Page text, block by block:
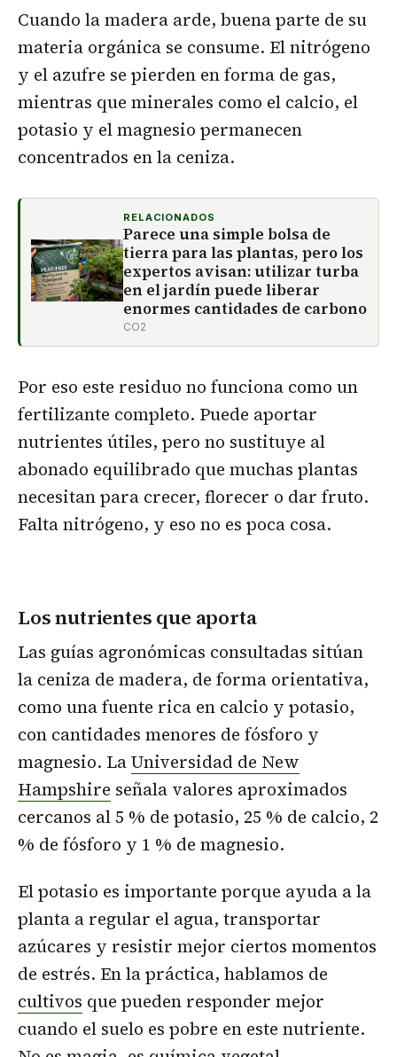
Cuando la madera arde, buena parte de su
materia orgánica se consume. El nitrógeno
y el azufre se pierden en forma de gas,
mientras que minerales como el calcio, el
potasio y el magnesio permanecen
concentrados en la ceniza.
RELACIONADOS
Parece una simple bolsa de
tierra para las plantas, pero los
expertos avisan: utilizar turba
en el jardín puede liberar
enormes cantidades de carbono
CO2
Por eso este residuo no funciona como un
fertilizante completo. Puede aportar
nutrientes útiles, pero no sustituye al
abonado equilibrado que muchas plantas
necesitan para crecer, florecer o dar fruto.
Falta nitrógeno, y eso no es poca cosa.
Los nutrientes que aporta
Las guías agronómicas consultadas sitúan
la ceniza de madera, de forma orientativa,
como una fuente rica en calcio y potasio,
con cantidades menores de fósforo y
magnesio. LaUniversidad de New
Hampshire señala valores aproximados
cercanos al 5 % de potasio, 25 % de calcio, 2
% de fósforo y 1 % de magnesio.
El potasio es importante porque ayuda a la
planta a regular el agua, transportar
azúcares y resistir mejor ciertos momentos
de estrés. En la práctica, hablamos de
cultivos que pueden responder mejor
cuando el suelo es pobre en este nutriente.